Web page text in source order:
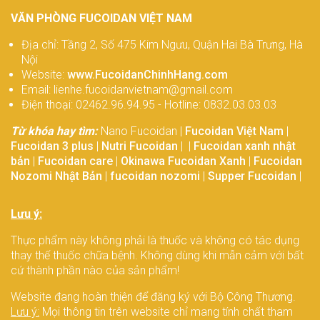
gan giai đoạn cuối. Cho mình hỏi vậy
mẹ mình có cơ hội chữa khỏi bệnh
không và điều trị như thế nào?
Ung thư tụy di căn gan chữa như
bao lâu?
Tôi hiện nay đang bị ung thư tụy di căn
gan ở giai đoạn cuối. Gần đây bác sĩ
có chẩn đoán rằng ung thư đã di căn
sang gan. Không biết di căn gan nguy
hiểm thế nào và chữa trị ra sao?
Ung thư mật di căn sang gan
sống được bao lâu? Chữa trị thế
nào?
Tôi là Nguyễn Thuỳ Dương, 64 tuổi ở
hỏi tiên lượng của bệnh nhân ung thư
mật di căn sang gan như thế nào và
điều trị ra sao.
Làm thế nào để phát hiện ung
thư đại tràng di căn sang gan?
Tôi là Huỳnh Công Dũng, 56 tuổi đã bị
ung thư đại tràng 3 năm. Tôi có được
biết ung thư đại tràng thường di căn
VĂN PHÒNG FUCOIDAN VIỆT NAM
Địa chỉ: Tầng 2, Số 475 Kim Ngưu, Quận Hai Bà Trưng, Hà
Nội
Website: www.FucoidanChinhHang.com
Email: lienhe.fucoidanvietnam@gmail.com
Điện thoại: 02462.96.94.95 - Hotline: 0832.03.03.03
Từ khóa hay tìm:Nano Fucoidan | Fucoidan Việt Nam |
Fucoidan 3 plus | Nutri Fucoidan | | Fucoidan xanh nhật
bản | Fucoidan care | Okinawa Fucoidan Xanh | Fucoidan
Nozomi Nhật Bản | fucoidan nozomi | Supper Fucoidan |
Lưu ý:
Thực phẩm này không phải là thuốc và không có tác dụng
thay thế thuốc chữa bệnh. Không dùng khi mẫn cảm với bất
cứ thành phần nào của sản phẩm!
Website đang hoàn thiện để đăng ký với Bộ Công Thương.
Lưu ý: Mọi thông tin trên website chỉ mang tính chất tham